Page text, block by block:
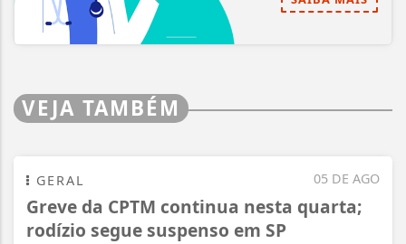
VEJA TAMBÉM
05 DE AGO
GERAL
Greve da CPTM continua nesta quarta;
rodízio segue suspenso em SP